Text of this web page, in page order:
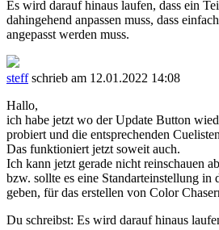
Es wird darauf hinaus laufen, dass ein
dahingehend anpassen muss, dass
angepasst werden muss.
steffschrieb am 12.01.2022 14:08
Hallo,
ich habe jetzt wo der Update Button
probiert und die entsprechenden
Das funktioniert jetzt soweit auch.
Ich kann jetzt gerade nicht reinschauen
bzw. sollte es eine Standarteinstellung in
geben, für das erstellen von Color
Du schreibst: Es wird darauf hinaus